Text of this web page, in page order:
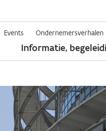
Overslaan
en
naar
de
gaan
Events Ondernemersverhalen
Informatie,